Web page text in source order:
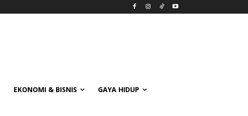
EKONOMI & BISNIS GAYA HIDUP